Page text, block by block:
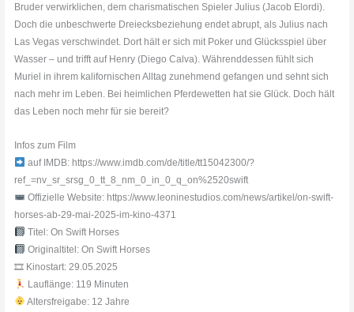
Bruder verwirklichen, dem charismatischen Spieler Julius (Jacob Elordi).
Doch die unbeschwerte Dreiecksbeziehung endet abrupt, als Julius nach
Las Vegas verschwindet. Dort hält er sich mit Poker und Glücksspiel über
Wasser – und trifft auf Henry (Diego Calva). Währenddessen fühlt sich
Muriel in ihrem kalifornischen Alltag zunehmend gefangen und sehnt sich
nach mehr im Leben. Bei heimlichen Pferdewetten hat sie Glück. Doch hält
das Leben noch mehr für sie bereit?
Infos zum Film
auf IMDB: https://www.imdb.com/de/title/tt15042300/?
ref_=nv_sr_srsg_0_tt_8_nm_0_in_0_q_on%2520swift
Offizielle Website: https://www.leoninestudios.com/news/artikel/on-swift-
horses-ab-29-mai-2025-im-kino-4371
Titel: On Swift Horses
Originaltitel: On Swift Horses
🎞 Kinostart: 29.05.2025
Lauflänge: 119 Minuten
Altersfreigabe: 12 Jahre